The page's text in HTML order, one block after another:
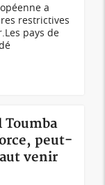
a
restrictives
pays de
Toumba
peut-
venir